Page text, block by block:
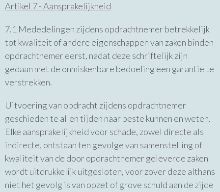
Artikel 7 - Aansprakelijkheid
7.1 Mededelingen zijdens opdrachtnemer betrekkelijk
tot kwaliteit of andere eigenschappen van zaken binden
opdrachtnemer eerst, nadat deze schriftelijk zijn
gedaan met de onmiskenbare bedoeling een garantie te
verstrekken.
Uitvoering van opdracht zijdens opdrachtnemer
geschieden te allen tijden naar beste kunnen en weten.
Elke aansprakelijkheid voor schade, zowel directe als
indirecte, ontstaan ten gevolge van samenstelling of
kwaliteit van de door opdrachtnemer geleverde zaken
wordt uitdrukkelijk uitgesloten, voor zover deze althans
niet het gevolg is van opzet of grove schuld aan de zijde